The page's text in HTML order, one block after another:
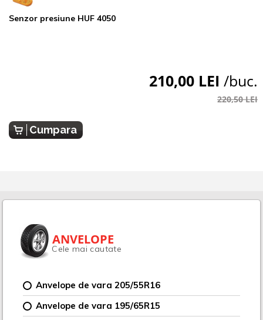
Senzor presiune HUF 4050
210,00 LEI /buc.
220,50 LEI
Cumpara
ANVELOPE
Cele mai cautate
Anvelope de vara 205/55R16
Anvelope de vara 195/65R15